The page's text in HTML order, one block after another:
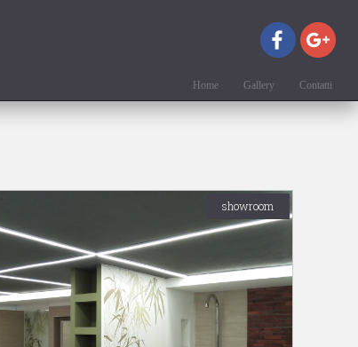
Home Gallery Contatti
showroom